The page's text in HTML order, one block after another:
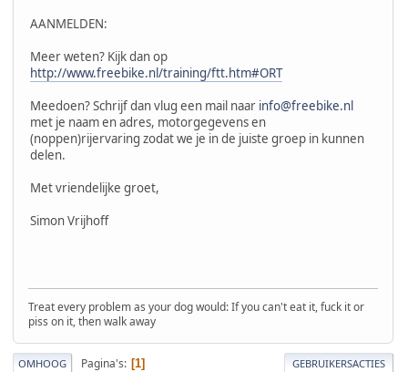
AANMELDEN:
Meer weten? Kijk dan op
http://www.freebike.nl/training/ftt.htm#ORT
Meedoen? Schrijf dan vlug een mail naar info@freebike.nl
met je naam en adres, motorgegevens en
(noppen)rijervaring zodat we je in de juiste groep in kunnen
delen.
Met vriendelijke groet,
Simon Vrijhoff
Treat every problem as your dog would: If you can't eat it, fuck it or
piss on it, then walk away
OMHOOG Pagina's 1 GEBRUIKERSACTIES